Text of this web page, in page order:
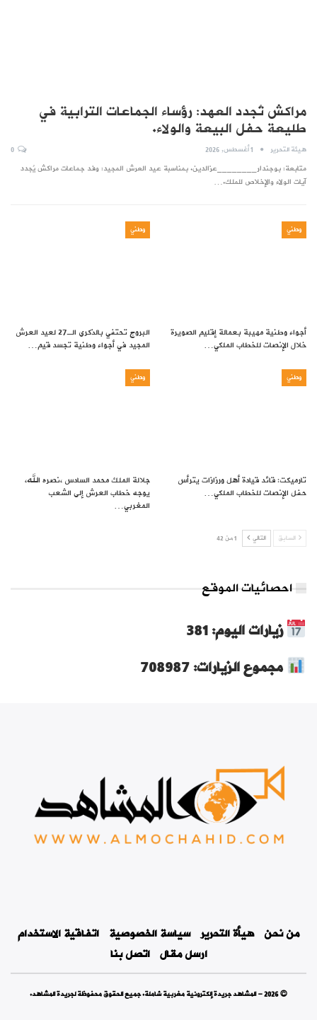
مراكش تُجدد العهد: رؤساء الجماعات الترابية في
طليعة حفل البيعة والولاء.
هيئة التحرير 1 أغسطس, 2026
متابعة: بوجندار________عزالدين. بمناسبة عيد العرش المجيد: وفد جماعات مراكش يُجدد
آيات الولاء والإخلاص للملك.…
وطني
أجواء وطنية مهيبة بعمالة إقليم الصويرة
خلال الإنصات للخطاب الملكي…
وطني
البروج تحتفي بالذكرى الـ27 لعيد العرش
المجيد في أجواء وطنية تجسد قيم…
وطني
تارميكت: قائد قيادة أهل ورزازات يترأس
حفل الإنصات للخطاب الملكي…
وطني
جلالة الملك محمد السادس ،نصره الله،
يوجه خطاب العرش إلى الشعب
المغربي…
السابق التالي 1 من 42
احصائيات الموقع
زيارات اليوم: 381
مجموع الزيارات: 708987
من نحن هيأة التحرير سياسة الخصوصية اتفاقية الاستخدام
ارسل مقال اتصل بنا
© 2026 - المشاهد جريدة إلكترونية مغربية شاملة. جميع الحقوق محفوظة لجريدة المشاهد.